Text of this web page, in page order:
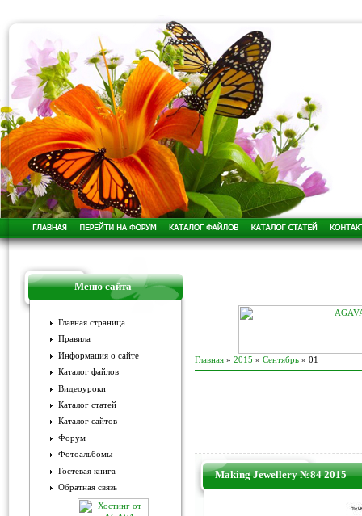
Меню сайта
Главная страница
Правила
Информация о сайте
Каталог файлов
Видеоуроки
Каталог статей
Каталог сайтов
Форум
Фотоальбомы
Гостевая книга
Обратная связь
Главная » 2015 » Сентябрь » 01
Making Jewellery №84 2015